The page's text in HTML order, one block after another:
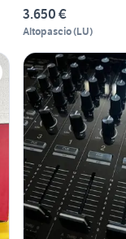
3.650 €
Altopascio(LU)